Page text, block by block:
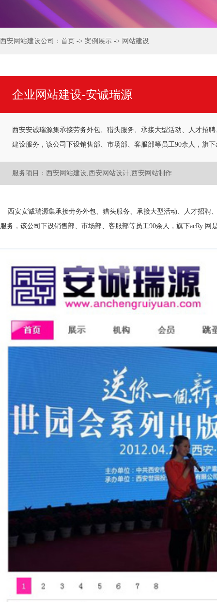
西安网站建设公司： 首页 -> 案例展示 -> 网站建设
企业网站建设-安诚瑞源
西安安诚瑞源集承接劳务外包、猎头服务、承接大型活动、人才招
建设服务，该公司下设销售部、市场部、客服部等员工90余人，旗
服务项目：西安网站建设,西安网站设计,西安网站制作
西安安诚瑞源集承接劳务外包、猎头服务、承接大型活动、人才招聘
服务，该公司下设销售部、市场部、客服部等员工90余人，旗下acRy